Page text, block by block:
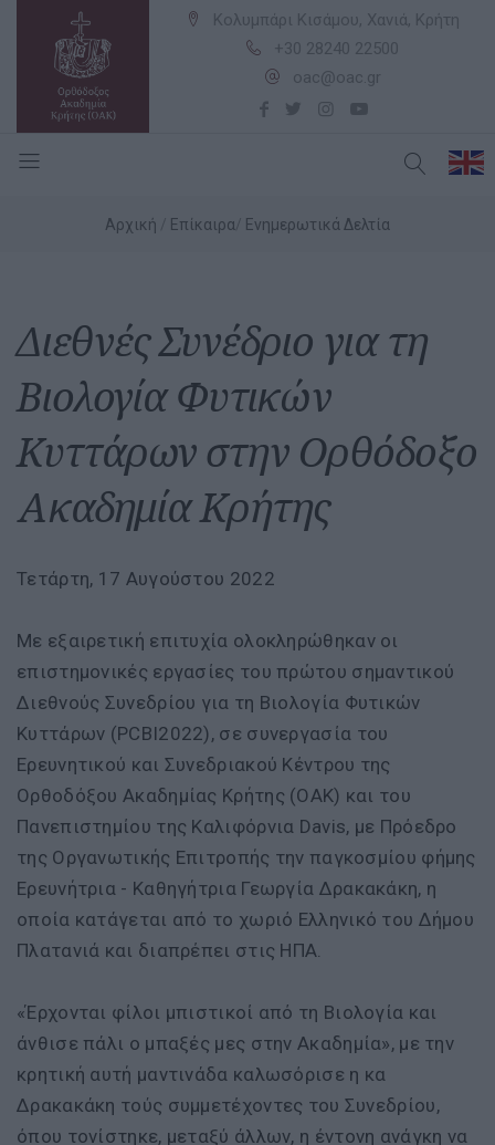
Κολυμπάρι Κισάμου, Χανιά, Κρήτη
+30 28240 22500
oac@oac.gr
Αρχική Επίκαιρα Ενημερωτικά Δελτία
Διεθνές Συνέδριο για τη
Βιολογία Φυτικών
Κυττάρων στην Ορθόδοξο
Ακαδημία Κρήτης
Τετάρτη, 17 Αυγούστου 2022
Με εξαιρετική επιτυχία ολοκληρώθηκαν οι
επιστημονικές εργασίες του πρώτου σημαντικού
Διεθνούς Συνεδρίου για τη Βιολογία Φυτικών
Κυττάρων (PCBI2022), σε συνεργασία του
Ερευνητικού και Συνεδριακού Κέντρου της
Ορθοδόξου Ακαδημίας Κρήτης (ΟΑΚ) και του
Πανεπιστημίου της Καλιφόρνια Davis, με Πρόεδρο
της Οργανωτικής Επιτροπής την παγκοσμίου φήμης
Ερευνήτρια - Καθηγήτρια Γεωργία Δρακακάκη, η
οποία κατάγεται από το χωριό Ελληνικό του Δήμου
Πλατανιά και διαπρέπει στις ΗΠΑ.
«Έρχονται φίλοι μπιστικοί από τη Βιολογία και
άνθισε πάλι ο μπαξές μες στην Ακαδημία», με την
κρητική αυτή μαντινάδα καλωσόρισε η κα
Δρακακάκη τούς συμμετέχοντες του Συνεδρίου,
όπου τονίστηκε, μεταξύ άλλων, η έντονη ανάγκη να